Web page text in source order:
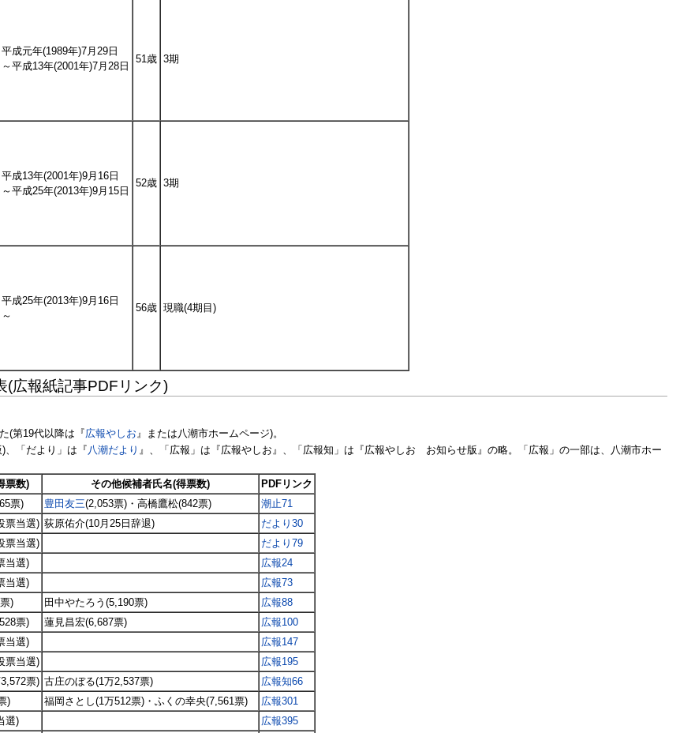
平成元年(1989年)7月29日
～平成13年(2001年)7月28日
51歳 3期
平成13年(2001年)9月16日
～平成25年(2013年)9月15日
52歳 3期
平成25年(2013年)9月16日
～
56歳 現職(4期目)
(広報紙記事PDFリンク)
(第19代以降は『広報やしお』または八潮市ホームページ)。
)、「だより」は『八潮だより 』、「広報」は『広報やしお』、「広報知」は『広報やしお お知らせ版』の略。「広報」の一部は、八潮市ホー
票数) その他候補者氏名(得票数)
PDFリンク
票) 豊田友三(2,053票)・高橋鷹松(842票)
潮止71
票当選) 荻原佑介(10月25日辞退)
だより30
票当選)
だより79
当選)
広報24
当選)
広報73
) 田中やたろう(5,190票)
広報88
票) 蓮見昌宏(6,687票)
広報100
当選)
広報147
票当選)
広報195
票) 古庄のぼる(1万2,537票)
広報知66
) 福岡さとし(1万512票)・ふくの幸央(7,561票)
広報301
選)
広報395